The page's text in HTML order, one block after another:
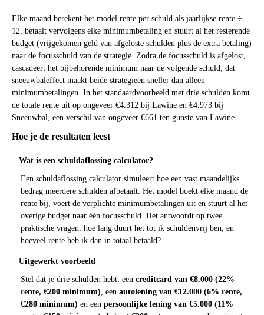
Elke maand berekent het model rente per schuld als jaarlijkse rente ÷
12, betaalt vervolgens elke minimumbetaling en stuurt al het resterende
budget (vrijgekomen geld van afgeloste schulden plus de extra betaling)
naar de focusschuld van de strategie. Zodra de focusschuld is afgelost,
cascadeert het bijbehorende minimum naar de volgende schuld; dat
sneeuwbaleffect maakt beide strategieën sneller dan alleen
minimumbetalingen. In het standaardvoorbeeld met drie schulden komt
de totale rente uit op ongeveer €4.312 bij Lawine en €4.973 bij
Sneeuwbal, een verschil van ongeveer €661 ten gunste van Lawine.
Hoe je de resultaten leest
Wat is een schuldaflossing calculator?
Een schuldaflossing calculator simuleert hoe een vast maandelijks
bedrag meerdere schulden afbetaalt. Het model boekt elke maand de
rente bij, voert de verplichte minimumbetalingen uit en stuurt al het
overige budget naar één focusschuld. Het antwoordt op twee
praktische vragen: hoe lang duurt het tot ik schuldenvrij ben, en
hoeveel rente heb ik dan in totaal betaald?
Uitgewerkt voorbeeld
Stel dat je drie schulden hebt: een creditcard van €8.000 (22%
rente, €200 minimum) , een autolening van €12.000 (6% rente,
€280 minimum) en een persoonlijke lening van €5.000 (11%